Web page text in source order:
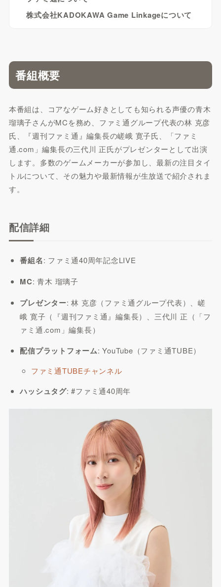
株式会社KADOKAWA Game Linkageについて
番組概要
本番組は、コアなゲーム好きとしても知られる声優の青木
瑠璃子さんがMCを務め、ファミ通グループ代表の林 克彦
氏、『週刊ファミ通』編集長の嵯峨 寛子氏、「ファミ
通.com」編集長の三代川 正氏がプレゼンターとして出演
します。多数のゲームメーカーが参加し、最新の注目タイ
トルについて、その魅力や最新情報が生放送で紹介されま
す。
配信詳細
番組名: ファミ通40周年記念LIVE
MC: 青木 瑠璃子
プレゼンター: 林 克彦（ファミ通グループ代表）、嵯
峨 寛子（『週刊ファミ通』編集長）、三代川 正（「フ
ァミ通.com」編集長）
配信プラットフォーム: YouTube（ファミ通TUBE）
ファミ通TUBEチャンネル
ハッシュタグ: #ファミ通40周年